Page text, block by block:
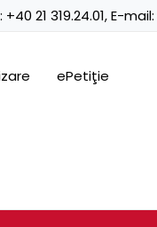
+40 21 319.24.01, E-mail:
ePetiţie